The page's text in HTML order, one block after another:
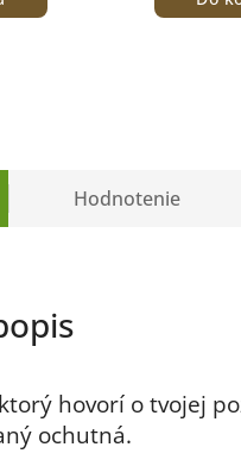
Hodnotenie
hovorí o tvojej
ochutná.